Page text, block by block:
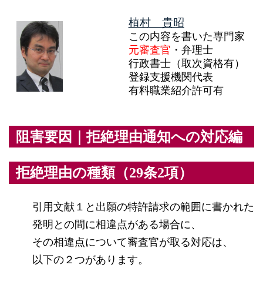
植村 貴昭
この内容を書いた専門家
元審査官 ・弁理士
行政書士（取次資格有）
登録支援機関代表
有料職業紹介許可有
阻害要因｜拒絶理由通知への対応編
拒絶理由の種類（29条2項）
引用文献１と出願の特許請求の範囲に書かれた
発明との間に相違点がある場合に、
その相違点について審査官が取る対応は、
以下の２つがあります。